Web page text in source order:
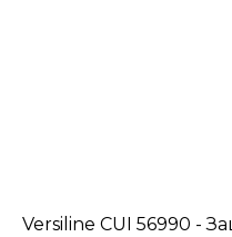
Versiline CUI 56990 -